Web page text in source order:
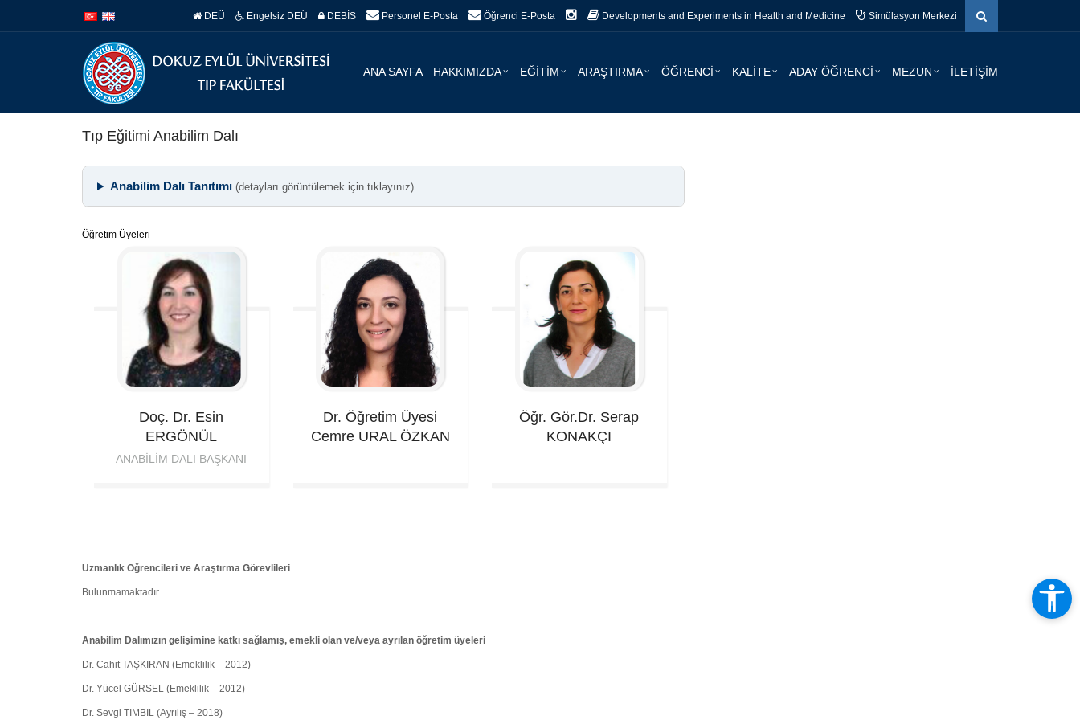
DEÜ Engelsiz DEÜ DEBİS Personel E-Posta Öğrenci E-Posta Developments and Experiments in Health and Medicine Simülasyon Merkezi
ANA SAYFA HAKKIMIZDA EĞİTİM ARAŞTIRMA ÖĞRENCİ KALİTE ADAY ÖĞRENCİ MEZUN İLETİŞİM
Tıp Eğitimi Anabilim Dalı
Anabilim Dalı Tanıtımı (detayları görüntülemek için tıklayınız)
Öğretim Üyeleri
Doç. Dr. Esin
ERGÖNÜL
ANABILIM DALI BAŞKANI
Dr. Öğretim Üyesi
Cemre URAL ÖZKAN
Öğr. Gör.Dr. Serap
KONAKÇI
Uzmanlık Öğrencileri ve Araştırma Görevlileri
Bulunmamaktadır.
Anabilim Dalımızın gelişimine katkı sağlamış, emekli olan ve/veya ayrılan öğretim üyeleri
Dr. Cahit TAŞKIRAN (Emeklilik – 2012)
Dr. Yücel GÜRSEL (Emeklilik – 2012)
Dr. Sevgi TIMBIL (Ayrılış – 2018)